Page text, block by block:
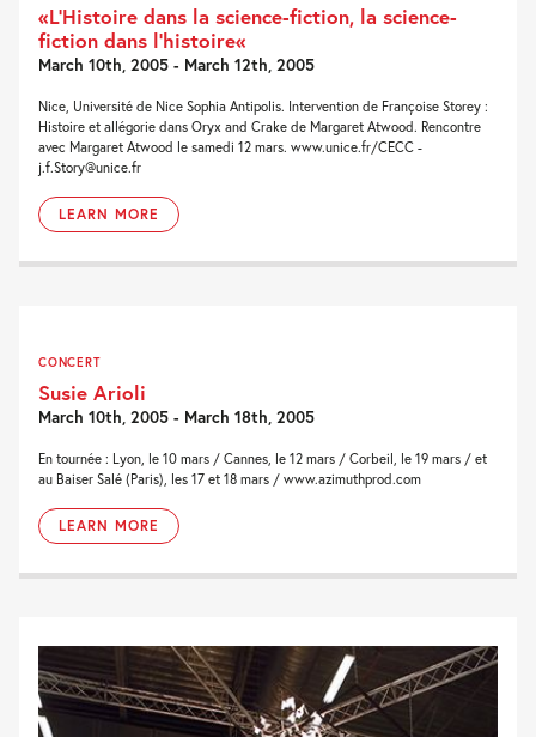
«L’Histoire dans la science-fiction, la science-
fiction dans l’histoire«
March 10th, 2005 - March 12th, 2005
Nice, Université de Nice Sophia Antipolis. Intervention de Françoise Storey :
Histoire et allégorie dans Oryx and Crake de Margaret Atwood. Rencontre
avec Margaret Atwood le samedi 12 mars. www.unice.fr/CECC -
j.f.Story@unice.fr
LEARN MORE
CONCERT
Susie Arioli
March 10th, 2005 - March 18th, 2005
En tournée : Lyon, le 10 mars / Cannes, le 12 mars / Corbeil, le 19 mars / et
au Baiser Salé (Paris), les 17 et 18 mars / www.azimuthprod.com
LEARN MORE